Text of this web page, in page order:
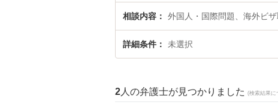
相談内容 外国人・国際問題、海外ビ
詳細条件 未選択
2 人の弁護士が見つかりました (検索結果に